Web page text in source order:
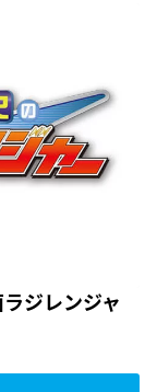
ジレンジャ